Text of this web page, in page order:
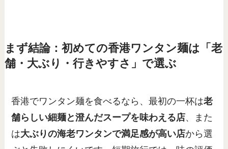
まず結論：初めての香港ワンタン麺は「老
舗・大ぶり・行きやすさ」で選ぶ
香港でワンタン麺を食べるなら、最初の一杯は老
舗らしい細麺と澄んだスープを味わえる店、また
は大ぶりの海老ワンタンで満足感が高い店から選